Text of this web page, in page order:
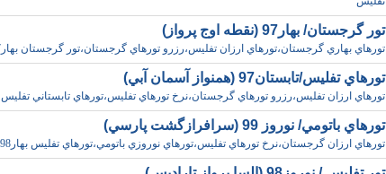
تور گرجستان/ بهار97 (نقطه اوج پرواز)
تورهاي بهاري گرجستان،تورهاي ارزان تفليس،رزرو تورهاي گرجستان،تور گرجستان بهار97،نرخ تورهاي تفليس
تورهاي تفليس/تابستان97 (همنواز آسمان آبي)
تورهاي ارزان تفليس،رزرو تورهاي گرجستان،نرخ تورهاي تفليس،تورهاي تابستاني تفليس
تورهاي باتومي/ نوروز 99 (سرافرازگشت پارسي)
تورهاي ارزان گرجستان،نرخ تورهاي تفليس،تورهاي نوروزي باتومي،تورهاي تفليس بهار98